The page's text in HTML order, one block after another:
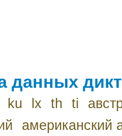
данных
ku lx th ti
американский